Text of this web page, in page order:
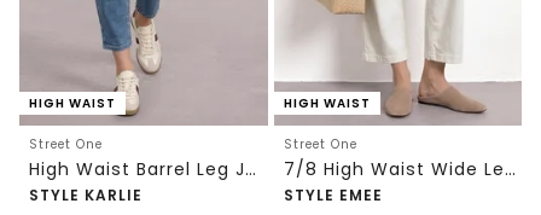
HIGH WAIST
Street One
High Waist Barrel Leg Jeans im Loose Fit
STYLE KARLIE
HIGH WAIST
Street One
7/8 High Waist Wide Leg Jeans im Loose Fit
STYLE EMEE